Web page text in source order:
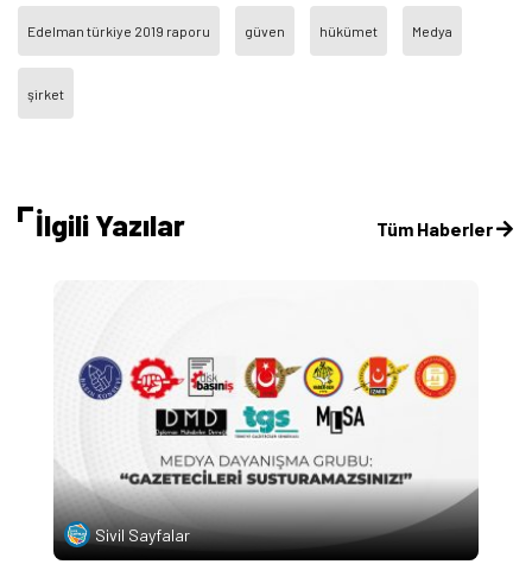
Edelman türkiye 2019 raporu güven hükümet Medya
şirket
İlgili Yazılar Tüm Haberler
Sivil Sayfalar